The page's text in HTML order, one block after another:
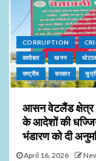
CORRUPTION
कारोबार खनन
राष्ट्रीय सरकार
आसन वेटलैंड क्षेत्र
के आदेशों की
भंडारण को दी
April 16, 2026